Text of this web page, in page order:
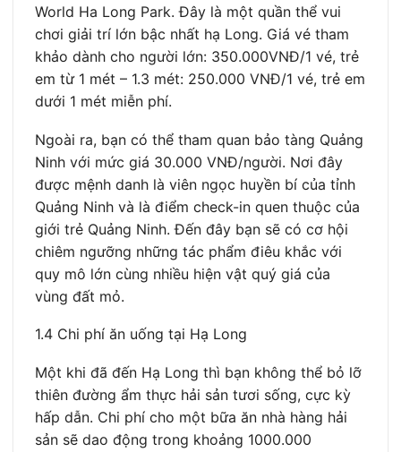
World Ha Long Park. Đây là một quần thể vui
chơi giải trí lớn bậc nhất hạ Long. Giá vé tham
khảo dành cho người lớn: 350.000VNĐ/1 vé, trẻ
em từ 1 mét – 1.3 mét: 250.000 VNĐ/1 vé, trẻ em
dưới 1 mét miễn phí.
Ngoài ra, bạn có thể tham quan bảo tàng Quảng
Ninh với mức giá 30.000 VNĐ/người. Nơi đây
được mệnh danh là viên ngọc huyền bí của tỉnh
Quảng Ninh và là điểm check-in quen thuộc của
giới trẻ Quảng Ninh. Đến đây bạn sẽ có cơ hội
chiêm ngưỡng những tác phẩm điêu khắc với
quy mô lớn cùng nhiều hiện vật quý giá của
vùng đất mỏ.
1.4 Chi phí ăn uống tại Hạ Long
Một khi đã đến Hạ Long thì bạn không thể bỏ lỡ
thiên đường ẩm thực hải sản tươi sống, cực kỳ
hấp dẫn. Chi phí cho một bữa ăn nhà hàng hải
sản sẽ dao động trong khoảng 1000.000